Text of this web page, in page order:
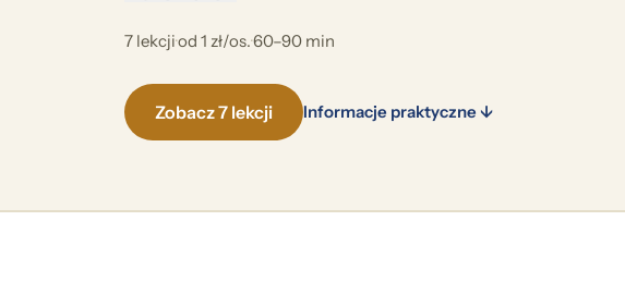
7 lekcji·od 1 zł/os.·60–90 min
Zobacz 7 lekcji Informacje praktyczne ↓